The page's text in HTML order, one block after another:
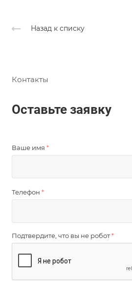
Назад к списку
Контакты
Оставьте заявку
Ваше имя *
Телефон *
Подтвердите, что вы не робот*